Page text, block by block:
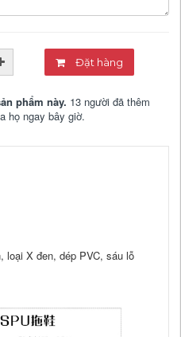
Đặt hàng
phẩm này. 13 người đã thêm
họ ngay bây giờ.
loại X đen, dép PVC, sáu lỗ